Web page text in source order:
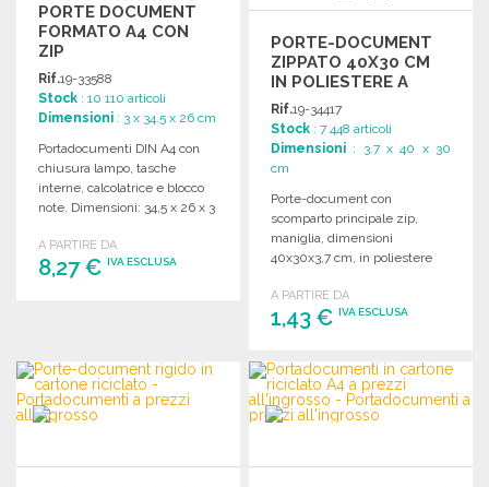
PORTE DOCUMENT
FORMATO A4 CON
ZIP
Rif.19-33588
Stock : 10 110 articoli
Dimensioni : 3 x 34.5 x 26 cm
Portadocumenti DIN A4 con
chiusura lampo, tasche
interne, calcolatrice e blocco
note. Dimensioni: 34,5 x 26 x 3
A PARTIRE DA
8,27 € IVA ESCLUSA
PORTE-DOCUMENT
ZIPPATO 40X30 CM
IN POLIESTERE A
PREZZI
ALL'INGROSSO
Rif.19-34417
Stock : 7 448 articoli
Dimensioni : 3.7 x 40 x 30
cm
Porte-document con
scomparto principale zip,
maniglia, dimensioni
40x30x3,7 cm, in poliestere
unità.
A PARTIRE DA
1,43 €IVA ESCLUSA
ORDINARE
Richiedi un preventivo